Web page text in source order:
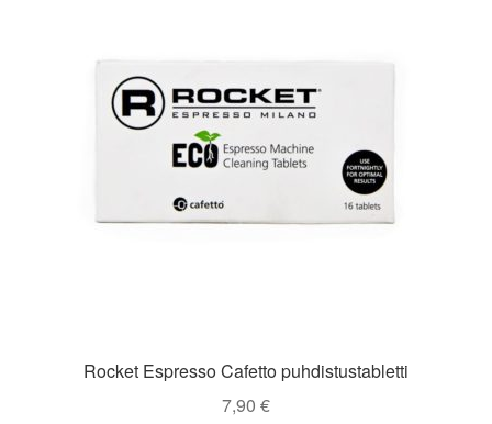
Rocket Espresso Cafetto puhdistustabletti
7,90 €